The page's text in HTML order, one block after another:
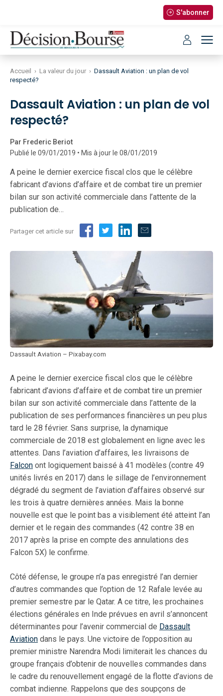
S'abonner
Accueil › La valeur du jour › Dassault Aviation : un plan de vol
respecté?
Dassault Aviation : un plan de vol
respecté?
Par Frederic Beriot
Publié le 09/01/2019 • Mis à jour le 08/01/2019
A peine le dernier exercice fiscal clos que le célèbre
fabricant d’avions d’affaire et de combat tire un premier
bilan sur son activité commerciale dans l’attente de la
publication de…
Partager cet article sur
Dassault Aviation – Pixabay.com
A peine le dernier exercice fiscal clos que le célèbre
fabricant d’avions d’affaire et de combat tire un premier
bilan sur son activité commerciale dans l’attente de la
publication de ses performances financières un peu plus
tard le 28 février. Sans surprise, la dynamique
commerciale de 2018 est globalement en ligne avec les
attentes. Dans l’aviation d’affaires, les livraisons de
Falcon ont logiquement baissé à 41 modèles (contre 49
unités livrés en 2017) dans le sillage de l’environnement
dégradé du segment de l’aviation d’affaires observé sur
les trois à quatre dernières années. Mais la bonne
nouvelle est que le point bas a visiblement été atteint l’an
dernier et le regain des commandes (42 contre 38 en
2017 après la prise en compte des annulations des
Falcon 5X) le confirme.
Côté défense, le groupe n’a pas enregistré l’an dernier
d’autres commandes que l’option de 12 Rafale levée au
premier semestre par le Qatar. A ce titre, les prochaines
élections générales en Inde prévues en avril s’annoncent
déterminantes pour l’avenir commercial de Dassault
Aviation dans le pays. Une victoire de l’opposition au
premier ministre Narendra Modi limiterait les chances du
groupe français d’obtenir de nouvelles commandes dans
le cadre du renouvellement engagé de la flotte d’avions de
combat indienne. Rappelons que des soupçons de